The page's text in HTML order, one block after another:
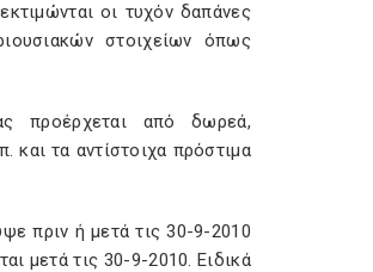
οι τυχόν δαπάνες
στοιχείων όπως
προέρχεται από δωρεά,
και τα αντίστοιχα πρόστιμα
πριν ή μετά τις 30-9-2010
μετά τις 30-9-2010. Ειδικά